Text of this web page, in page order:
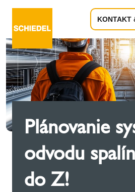
KONTAKT
Plánovanie
odvodu
do Z!